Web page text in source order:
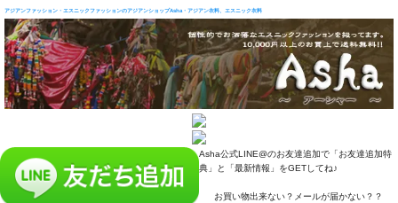
アジアンファッション・エスニックファッションのアジアンショップAsha・アジアン衣料、エスニック衣料
Asha公式LINE@のお友達追加で「お友達追加特
典」と「最新情報」をGETしてね♪
お買い物出来ない？メールが届かない？？